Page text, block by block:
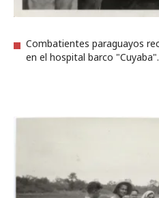
Combatientes paraguayos
en el hospital barco "Cuyaba".